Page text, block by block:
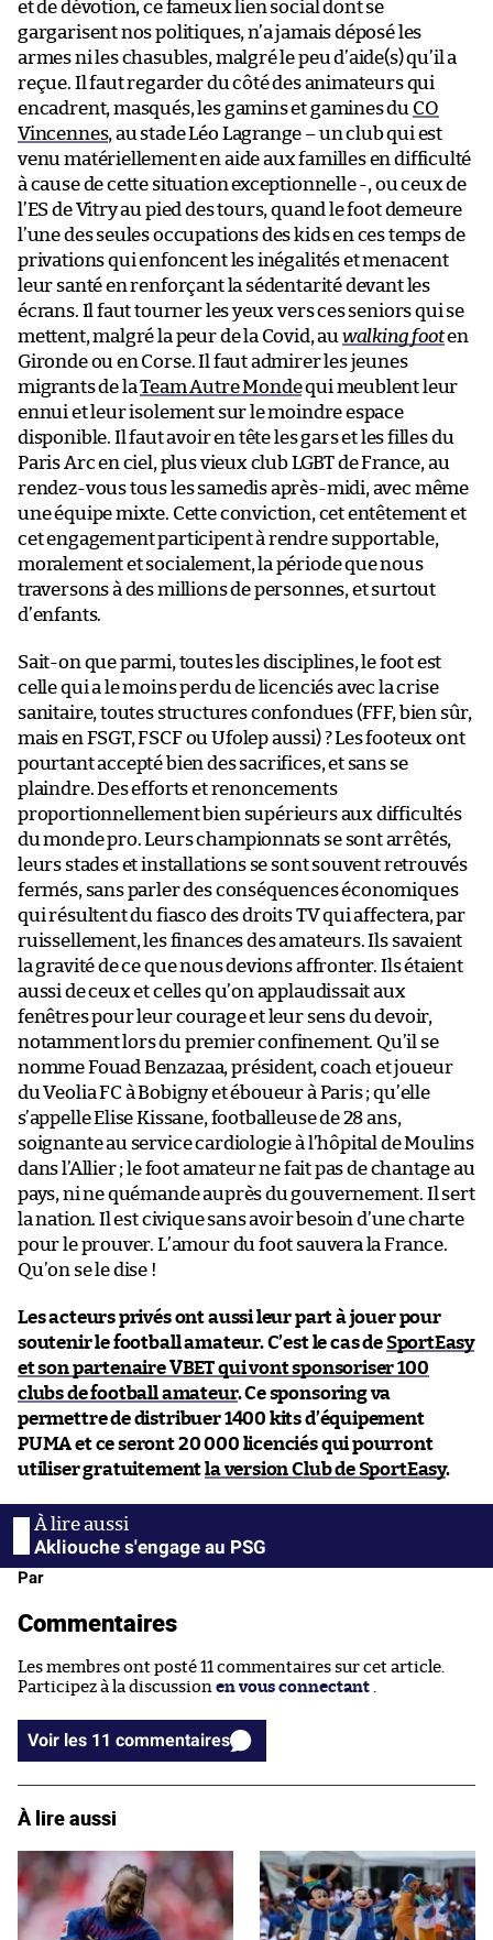
et de dévotion, ce fameux lien social dont se
gargarisent nos politiques, n’a jamais déposé les
armes ni les chasubles, malgré le peu d’aide(s) qu’il a
reçue. Il faut regarder du côté des animateurs qui
encadrent, masqués, les gamins et gamines du CO
Vincennes, au stade Léo Lagrange – un club qui est
venu matériellement en aide aux familles en difficulté
à cause de cette situation exceptionnelle -, ou ceux de
l’ES de Vitry au pied des tours, quand le foot demeure
l’une des seules occupations des kids en ces temps de
privations qui enfoncent les inégalités et menacent
leur santé en renforçant la sédentarité devant les
écrans. Il faut tourner les yeux vers ces seniors qui se
mettent, malgré la peur de la Covid, au walking footen
Gironde ou en Corse. Il faut admirer les jeunes
migrants de laTeam Autre Mondequi meublent leur
ennui et leur isolement sur le moindre espace
disponible. Il faut avoir en tête les gars et les filles du
Paris Arc en ciel, plus vieux club LGBT de France, au
rendez-vous tous les samedis après-midi, avec même
une équipe mixte. Cette conviction, cet entêtement et
cet engagement participent à rendre supportable,
moralement et socialement, la période que nous
traversons à des millions de personnes, et surtout
d’enfants.
Sait-on que parmi, toutes les disciplines, le foot est
celle qui a le moins perdu de licenciés avec la crise
sanitaire, toutes structures confondues (FFF, bien sûr,
mais en FSGT, FSCF ou Ufolep aussi) ? Les footeux ont
pourtant accepté bien des sacrifices, et sans se
plaindre. Des efforts et renoncements
proportionnellement bien supérieurs aux difficultés
du monde pro. Leurs championnats se sont arrêtés,
leurs stades et installations se sont souvent retrouvés
fermés, sans parler des conséquences économiques
qui résultent du fiasco des droits TV qui affectera, par
ruissellement, les finances des amateurs. Ils savaient
la gravité de ce que nous devions affronter. Ils étaient
aussi de ceux et celles qu’on applaudissait aux
fenêtres pour leur courage et leur sens du devoir,
notamment lors du premier confinement. Qu’il se
nomme Fouad Benzazaa, président, coach et joueur
du Veolia FC à Bobigny et éboueur à Paris ; qu’elle
s’appelle Elise Kissane, footballeuse de 28 ans,
soignante au service cardiologie à l’hôpital de Moulins
dans l’Allier ; le foot amateur ne fait pas de chantage au
pays, ni ne quémande auprès du gouvernement. Il sert
la nation. Il est civique sans avoir besoin d’une charte
pour le prouver. L’amour du foot sauvera la France.
Qu’on se le dise !
Les acteurs privés ont aussi leur part à jouer pour
soutenir le football amateur. C’est le cas de SportEasy
et son partenaire VBET qui vont sponsoriser 100
clubs de football amateur. Ce sponsoring va
permettre de distribuer 1400 kits d’équipement
PUMA et ce seront 20 000 licenciés qui pourront
utiliser gratuitementla version Club de SportEasy.
Akliouche s'engage au PSG
Par
Commentaires
Les membres ont posté 11 commentaires sur cet article.
Participez à la discussion en vous connectant
Voir les 11 commentaires
À lire aussi